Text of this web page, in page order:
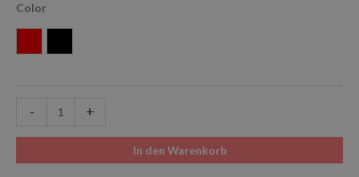
Color
Rot Schwarz
- +
In den Warenkorb